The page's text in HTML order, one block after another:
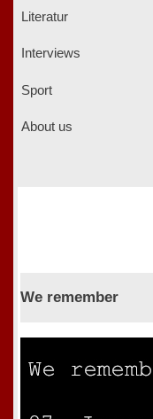
Literatur
Interviews
Sport
About us
We remember